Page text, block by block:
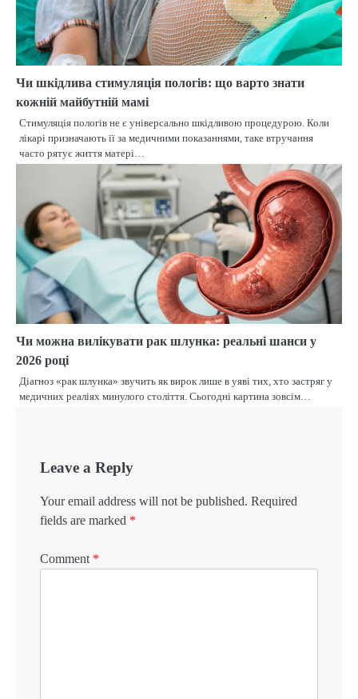
Чи шкідлива стимуляція пологів: що варто знати
кожній майбутній мамі
Стимуляція пологів не є універсально шкідливою процедурою. Коли
лікарі призначають її за медичними показаннями, таке втручання
часто рятує життя матері…
Чи можна вилікувати рак шлунка: реальні шанси у
2026 році
Діагноз «рак шлунка» звучить як вирок лише в уяві тих, хто застряг у
медичних реаліях минулого століття. Сьогодні картина зовсім…
Leave a Reply
Your email address will not be published. Required
fields are marked *
Comment *